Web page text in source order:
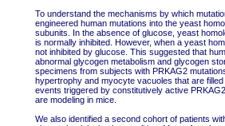
To understand the mechanisms by which
engineered human mutations into the yeast
subunits. In the absence of glucose, yeast
is normally inhibited. However, when a yeast
not inhibited by glucose. This suggested that
abnormal glycogen metabolism and glycogen
specimens from subjects with PRKAG2
hypertrophy and myocyte vacuoles that are
events triggered by constitutively active
are modeling in mice.
We also identified a second cohort of patients